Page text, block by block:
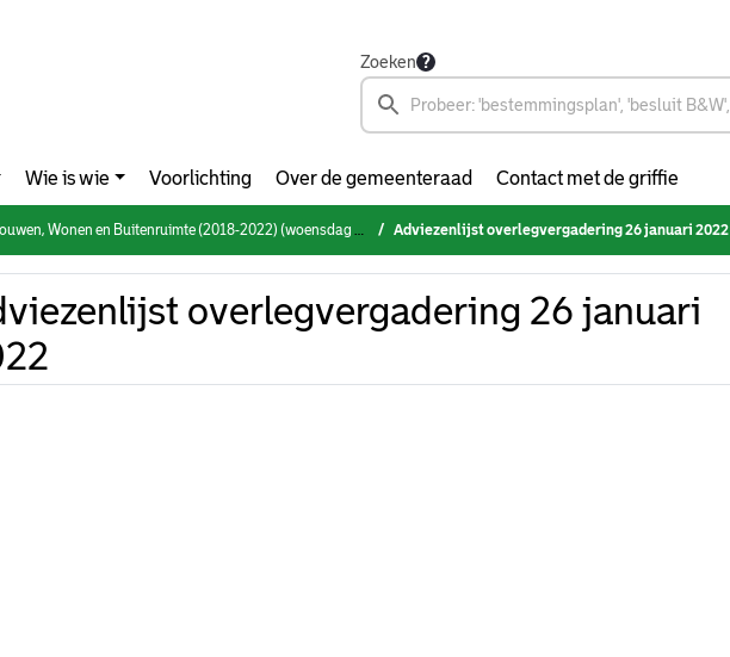
Zoeken
Wie is wie Voorlichting Over de gemeenteraad Contact met de griffie
Wonen en Buitenruimte (2018-2022) (woensdag 26 januari 2022) Adviezenlijst overlegvergadering 26 januari 2022
overlegvergadering 26 januari